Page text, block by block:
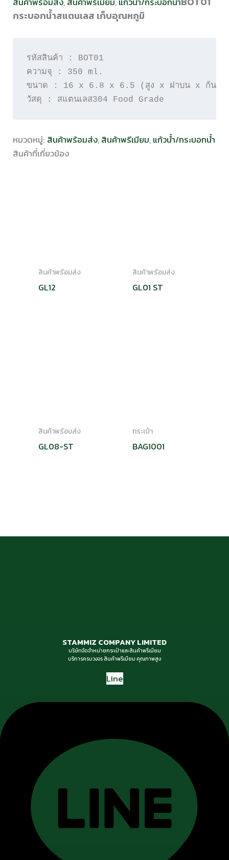
กระบอกน้ำสแตนเลส เก็บอุณหภูมิ
รหัสสินค้า : BOT01
ความจุ : 350 ml.
ขนาด : 16 x 6.8 x 6.5 (สูง x ฝาบน x ก้นแก้
วัสดุ : สแตนเลส304 Food Grade
หมวดหมู่: สินค้าพร้อมส่ง, สินค้าพรีเมียม, แก้วน้ำ/กระบอกน้ำ
สินค้าที่เกี่ยวข้อง
สินค้าพร้อมส่ง
GL12
สินค้าพร้อมส่ง
GL01 ST
สินค้าพร้อมส่ง
GL08-ST
กระเป๋า
BAG1001
STAMMIZ COMPANY LIMITED
บริษัทจัดจำหน่ายกระเป๋าและสินค้าพรีเมียม
บริการครบวงจร สินค้าพรีเมียม คุณภาพสูง
Line